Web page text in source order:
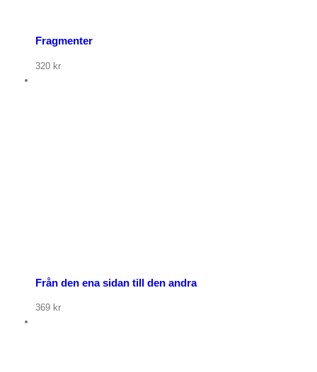
Fragmenter
320 kr
Från den ena sidan till den andra
369 kr